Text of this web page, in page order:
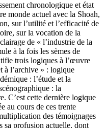
chronologique et état
monde actuel avec la Shoah,
sur l’utilité et l’efficacité de
sur la vocation de la
de « l’industrie de la
à la fois les sèmes de
trois logiques à l’œuvre
à l’archive » : logique
: l’étude et la
: la
C’est cette dernière logique
au cours de ces trente
des témoignages
sa profusion actuelle, dont